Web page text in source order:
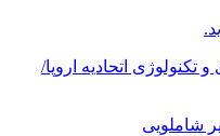
اتحادیه اروپا/
شاملویی